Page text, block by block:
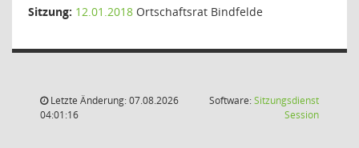
Sitzung: 12.01.2018 Ortschaftsrat Bindfelde
Letzte Änderung: 07.08.2026
04:01:16
Software:Sitzungsdienst
Session(Wird in